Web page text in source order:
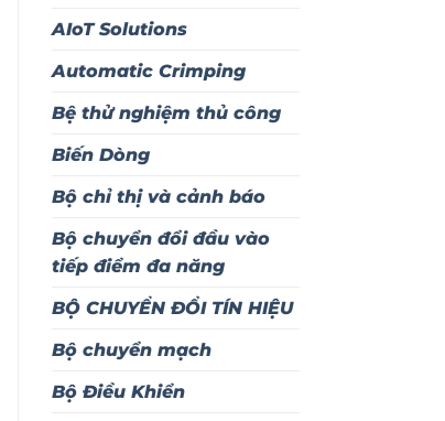
AIoT Solutions
Automatic Crimping
Bệ thử nghiệm thủ công
Biến Dòng
Bộ chỉ thị và cảnh báo
Bộ chuyển đổi đầu vào
tiếp điểm đa năng
BỘ CHUYỂN ĐỔI TÍN HIỆU
Bộ chuyển mạch
Bộ Điều Khiển